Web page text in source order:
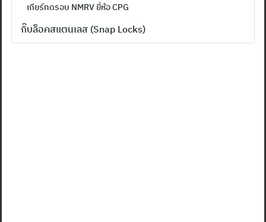
เกียร์ทดรอบ NMRV ยี่ห้อ CPG
กิ๊บล็อคสแตนเลส (Snap Locks)